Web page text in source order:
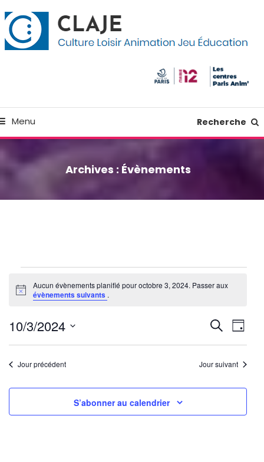
Menu Recherche
Archives : Évènements
for
octobre
3,
2024
Notice
Aucun évènements planifié pour octobre 3, 2024. Passer aux
évènements suivants .
et
de
vues
Recherche
de
Jour
10/3/2024
Sélectionnez
uneJour précédent Jour suivant
S’abonner au calendrier